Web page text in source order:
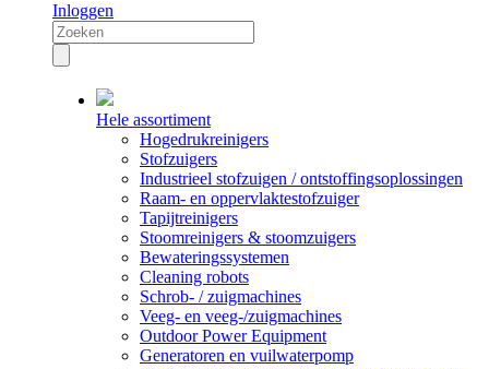
Inloggen
Hele assortiment
Hogedrukreinigers
Stofzuigers
Industrieel stofzuigen / ontstoffingsoplossingen
Raam- en oppervlaktestofzuiger
Tapijtreinigers
Stoomreinigers & stoomzuigers
Bewateringssystemen
Cleaning robots
Schrob- / zuigmachines
Veeg- en veeg-/zuigmachines
Outdoor Power Equipment
Generatoren en vuilwaterpomp